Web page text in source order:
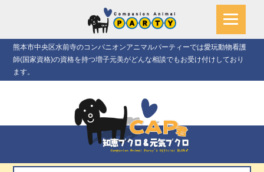
熊本市中央区水前寺のコンパニオンアニマルパーティーでは愛玩動物看護
師(国家資格)の資格を持つ増子元美がどんな相談でもお受け付けしており
ます。